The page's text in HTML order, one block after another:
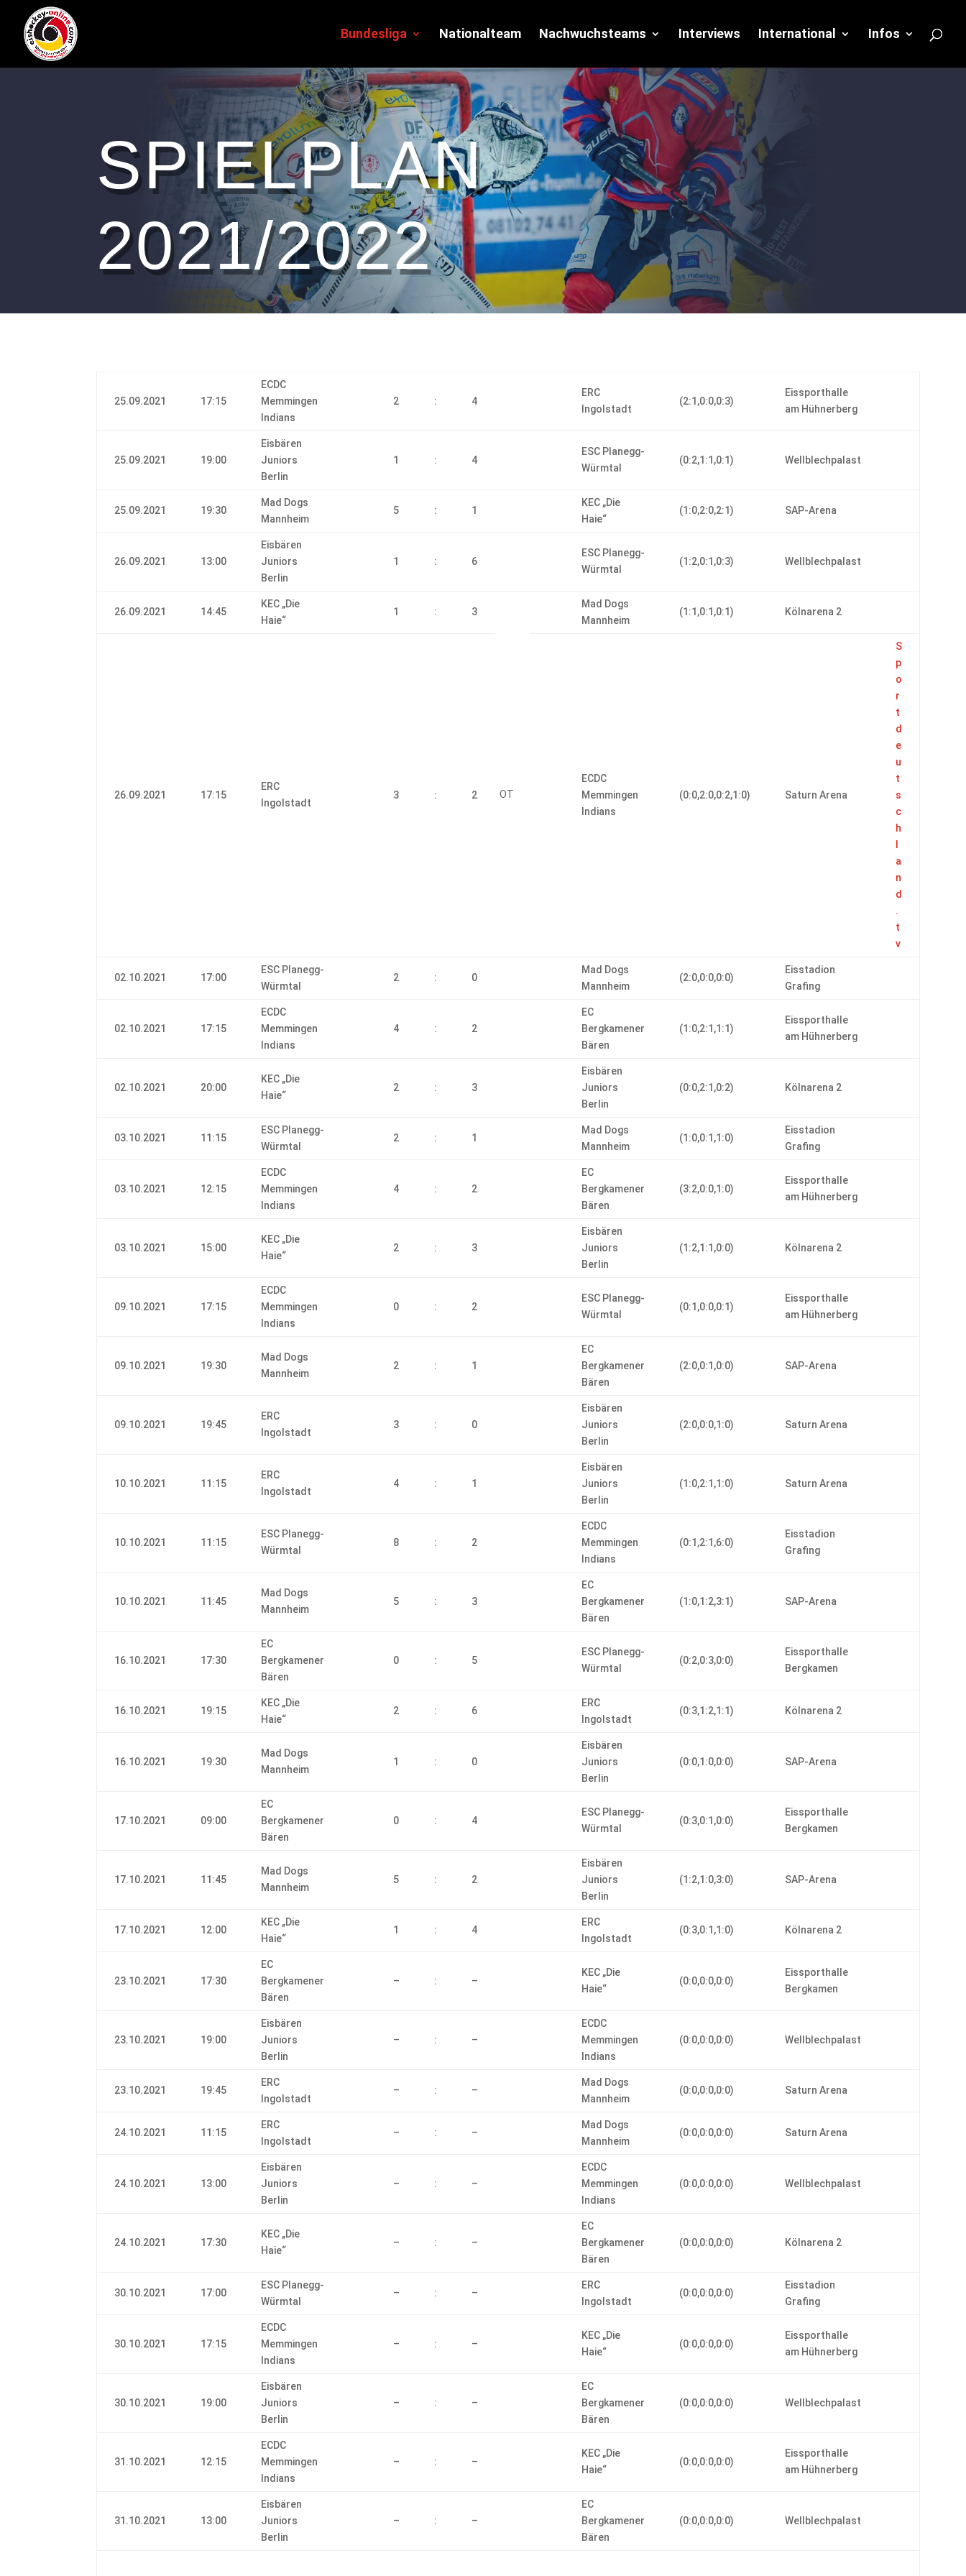
Bundesliga Nationalteam Nachwuchsteams Interviews International Infos
SPIELPLAN
2021/2022
25.09.2021 17:15
ECDC
Memmingen
Indians
2 : 4
ERC
Ingolstadt
(2:1,0:0,0:3)
Eissporthalle
am Hühnerberg
25.09.2021 19:00
Eisbären
Juniors
Berlin
1 : 4
ESC Planegg-
Würmtal
(0:2,1:1,0:1) Wellblechpalast
25.09.2021 19:30
Mad Dogs
Mannheim
5 : 1
KEC „Die
Haie“
(1:0,2:0,2:1) SAP-Arena
26.09.2021 13:00
Eisbären
Juniors
Berlin
1 : 6
ESC Planegg-
Würmtal
(1:2,0:1,0:3) Wellblechpalast
26.09.2021 14:45
KEC „Die
Haie“
1 : 3
Mad Dogs
Mannheim
(1:1,0:1,0:1) Kölnarena 2
26.09.2021 17:15
ERC
Ingolstadt
3 : 2 OT
ECDC
Memmingen
Indians
(0:0,2:0,0:2,1:0) Saturn Arena
S
p
o
r
t
d
e
u
t
s
c
h
a
n
d
.
t
v
02.10.2021 17:00
ESC Planegg-
Würmtal
2 : 0
Mad Dogs
Mannheim
(2:0,0:0,0:0)
Eisstadion
Grafing
02.10.2021 17:15
ECDC
Memmingen
Indians
4 : 2
EC
Bergkamener
Bären
(1:0,2:1,1:1)
Eissporthalle
am Hühnerberg
02.10.2021 20:00
KEC „Die
Haie“
2 : 3
Eisbären
Juniors
Berlin
(0:0,2:1,0:2) Kölnarena 2
03.10.2021 11:15
ESC Planegg-
Würmtal
2 : 1
Mad Dogs
Mannheim
(1:0,0:1,1:0)
Eisstadion
Grafing
03.10.2021 12:15
ECDC
Memmingen
Indians
4 : 2
EC
Bergkamener
Bären
(3:2,0:0,1:0)
Eissporthalle
am Hühnerberg
03.10.2021 15:00
KEC „Die
Haie“
2 : 3
Eisbären
Juniors
Berlin
(1:2,1:1,0:0) Kölnarena 2
09.10.2021 17:15
ECDC
Memmingen
Indians
0 : 2
ESC Planegg-
Würmtal
(0:1,0:0,0:1)
Eissporthalle
am Hühnerberg
09.10.2021 19:30
Mad Dogs
Mannheim
2 : 1
EC
Bergkamener
Bären
(2:0,0:1,0:0) SAP-Arena
09.10.2021 19:45
ERC
Ingolstadt
3 : 0
Eisbären
Juniors
Berlin
(2:0,0:0,1:0) Saturn Arena
10.10.2021 11:15
ERC
Ingolstadt
4 : 1
Eisbären
Juniors
Berlin
(1:0,2:1,1:0) Saturn Arena
10.10.2021 11:15
ESC Planegg-
Würmtal
8 : 2
ECDC
Memmingen
Indians
(0:1,2:1,6:0)
Eisstadion
Grafing
10.10.2021 11:45
Mad Dogs
Mannheim
5 : 3
EC
Bergkamener
Bären
(1:0,1:2,3:1) SAP-Arena
16.10.2021 17:30
EC
Bergkamener
Bären
0 : 5
ESC Planegg-
Würmtal
(0:2,0:3,0:0)
Eissporthalle
Bergkamen
16.10.2021 19:15
KEC „Die
Haie“
2 : 6
ERC
Ingolstadt
(0:3,1:2,1:1) Kölnarena 2
16.10.2021 19:30
Mad Dogs
Mannheim
1 : 0
Eisbären
Juniors
Berlin
(0:0,1:0,0:0) SAP-Arena
17.10.2021 09:00
EC
Bergkamener
Bären
0 : 4
ESC Planegg-
Würmtal
(0:3,0:1,0:0)
Eissporthalle
Bergkamen
17.10.2021 11:45
Mad Dogs
Mannheim
5 : 2
Eisbären
Juniors
Berlin
(1:2,1:0,3:0) SAP-Arena
17.10.2021 12:00
KEC „Die
Haie“
1 : 4
ERC
Ingolstadt
(0:3,0:1,1:0) Kölnarena 2
23.10.2021 17:30
EC
Bergkamener
Bären
– : –
KEC „Die
Haie“
(0:0,0:0,0:0)
Eissporthalle
Bergkamen
23.10.2021 19:00
Eisbären
Juniors
Berlin
– : –
ECDC
Memmingen
Indians
(0:0,0:0,0:0) Wellblechpalast
23.10.2021 19:45
ERC
Ingolstadt
– : –
Mad Dogs
Mannheim
(0:0,0:0,0:0) Saturn Arena
24.10.2021 11:15
ERC
Ingolstadt
– : –
Mad Dogs
Mannheim
(0:0,0:0,0:0) Saturn Arena
24.10.2021 13:00
Eisbären
Juniors
Berlin
– : –
ECDC
Memmingen
Indians
(0:0,0:0,0:0) Wellblechpalast
24.10.2021 17:30
KEC „Die
Haie“
– : –
EC
Bergkamener
Bären
(0:0,0:0,0:0) Kölnarena 2
30.10.2021 17:00
ESC Planegg-
Würmtal
– : –
ERC
Ingolstadt
(0:0,0:0,0:0)
Eisstadion
Grafing
30.10.2021 17:15
ECDC
Memmingen
Indians
– : –
KEC „Die
Haie“
(0:0,0:0,0:0)
Eissporthalle
am Hühnerberg
30.10.2021 19:00
Eisbären
Juniors
Berlin
– : –
EC
Bergkamener
Bären
(0:0,0:0,0:0) Wellblechpalast
31.10.2021 12:15
ECDC
Memmingen
Indians
– : –
KEC „Die
Haie“
(0:0,0:0,0:0)
Eissporthalle
am Hühnerberg
31.10.2021 13:00
Eisbären
Juniors
Berlin
– : –
EC
Bergkamener
Bären
(0:0,0:0,0:0) Wellblechpalast